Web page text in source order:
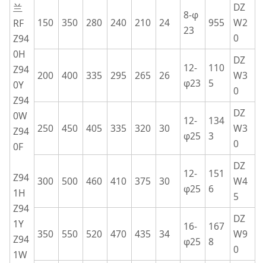
兰
RF
Z94
0H
Z94
0Y
Z94
0W
Z94
0F
Z94
1H
Z94
1Y
Z94
1W
150 350 280 240 210 24
8-φ
23
955
DZ
W2
0
200 400 335 295 265 26
12-
φ23
110
5
DZ
W3
0
250 450 405 335 320 30
12-
φ25
134
3
DZ
W3
0
300 500 460 410 375 30
12-
φ25
151
6
DZ
W4
5
350 550 520 470 435 34
16-
φ25
167
8
DZ
W9
0